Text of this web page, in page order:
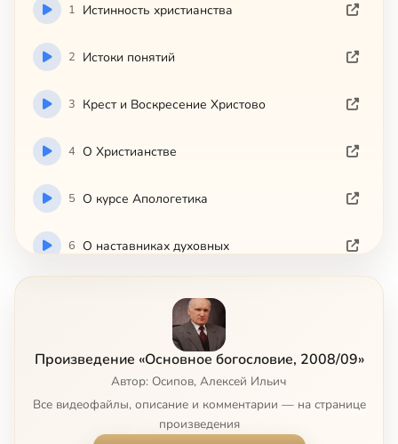
1 Истинность христианства
2 Истоки понятий
3 Крест и Воскресение Христово
4 О Христианстве
5 О курсе Апологетика
6 О наставниках духовных
О таинствах Церкви
О Троице
Произведение «Основное богословие, 2008/09»
Автор: Осипов, Алексей Ильич
Все видеофайлы, описание и комментарии — на странице
произведения